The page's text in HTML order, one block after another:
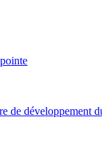
de développement